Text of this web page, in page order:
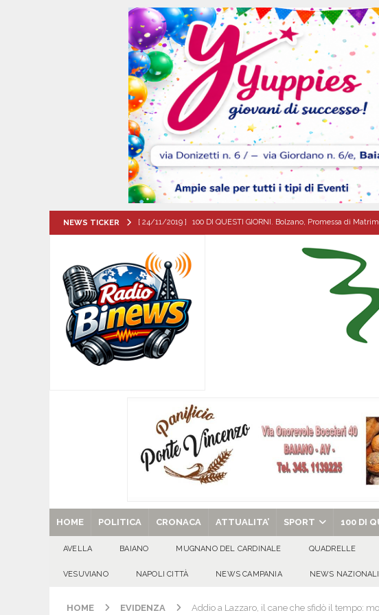
NEWS TICKER [ 24/11/2019 ] 100 DI QUESTI GIORNI. Bolzano, Promessa di
[ 07/08/2026 ] Lioni, si presenta il libro “Tu sei per me lo specchio
per tante e tanti”
[ 07/08/2026 ] Per la dignità del gonfalone di Sant’Andrea —
CULTURA E MANIFESTAZIONI
[ 07/08/2026 ]
[ 07/08/2026 ] Santa Filomena: una storia di fede che vive da oltre
[ 29/08/2025 ] SANT’Oggi. Venerdì 29 agosto la chiesa celebra il
HOME POLITICA CRONACA ATTUALITA’ SPORT 100 DI
AVELLA BAIANO MUGNANO DEL CARDINALE QUADRELLE
VESUVIANO NAPOLI CITTÀ NEWS CAMPANIA NEWS NAZIONALI
HOME EVIDENZA Addio a Lazzaro, il cane che sfidò il tempo: